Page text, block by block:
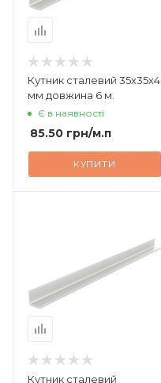
Кутник сталевий 35х35х4
мм довжина 6 м.
Є в наявності
85.50 грн/м.п
КУПИТИ
Кутник сталевий